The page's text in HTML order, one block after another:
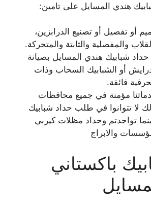
هندي المسايل على تامين:
أو تفصيل أو تصنيع الدرابزين،
والمفصلية والثابتة والمتحركة.
شبابيك هندي المسايل بصيانة
أو الشبابيك السحاب وذات
فائقة.
مؤمنة في جميع محافظات
لا تتوانوا في طلب حداد شبابيك
تواجدتم وحداد مظلات كيربي
والابراج
باكستاني